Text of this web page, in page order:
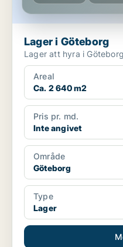
Lager i Göteborg
Lager att hyra i Göteborg
Areal
Ca. 2 640 m2
Pris pr. md.
Inte angivet
Område
Göteborg
Type
Lager